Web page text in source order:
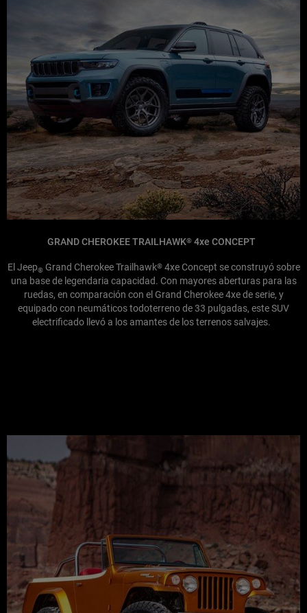
GRAND CHEROKEE TRAILHAWK® 4xe CONCEPT
El Jeep®Grand Cherokee Trailhawk®4xe Concept se construyó sobre
una base de legendaria capacidad. Con mayores aberturas para las
ruedas, en comparación con el Grand Cherokee 4xe de serie, y
equipado con neumáticos todoterreno de 33 pulgadas, este SUV
electrificado llevó a los amantes de los terrenos salvajes.